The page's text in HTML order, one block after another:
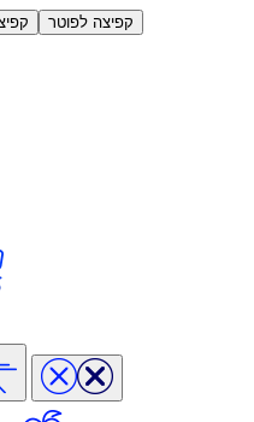
קפיצה לפוטר